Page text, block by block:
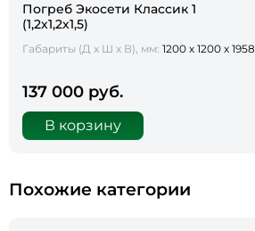
Погреб Экосети Классик 1
(1,2х1,2х1,5)
Габариты (Д х Ш х В), мм: 1200 х 1200 х 1958
137 000 руб.
В корзину
Похожие категории